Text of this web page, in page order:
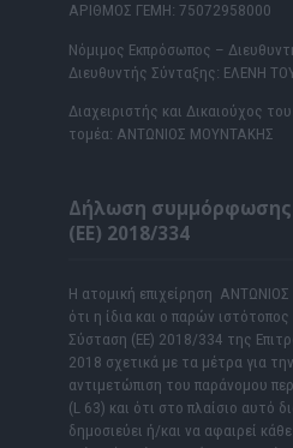
ΑΡΙΘΜΟΣ ΓΕΜΗ: 75072958000
Νόμιμος Εκπρόσωπος –
Διευθυντής Σύνταξης: ΕΛΕΝΗ
Διαχειριστής και Δικαιούχος
τομέα: ΑΝΤΩΝΙΟΣ ΜΟΥΝΤΑΚΗΣ
Δήλωση συμμόρφωσης
(ΕΕ) 2018/334
Η ατομική επιχείρηση
ότι η ίδια και ο παρών
Σύσταση (ΕΕ) 2018/334 της
2018 σχετικά με τα μέτρα για
αντιμετώπιση του παράνομου
(L 63) και ότι στο πλαίσιο αυτό
δημοσιεύει ή/και να αφαιρεί